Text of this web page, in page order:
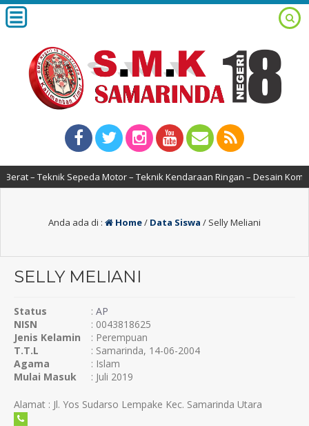
– Teknik Sepeda Motor – Teknik Kendaraan Ringan – Desain
Anda ada di : Home/ Data Siswa / Selly Meliani
SELLY MELIANI
Status : AP
NISN
: 0043818625
Jenis Kelamin
: Perempuan
T.T.L
: Samarinda, 14-06-2004
Agama
: Islam
Mulai Masuk
: Juli 2019
Alamat : Jl. Yos Sudarso Lempake Kec. Samarinda Utara